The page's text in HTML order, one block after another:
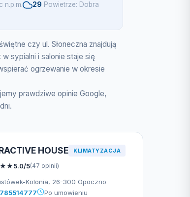
n.p.m. 29 Powietrze: Dobra
czy ul. Słoneczna znajdują
sypialni i salonie staje się
ogrzewanie w okresie
prawdziwe opinie Google,
HOUSE KLIMATYZACJA
★★5.0/5(47 opinii)
Kolonia, 26-300 Opoczno
Po umowieniu